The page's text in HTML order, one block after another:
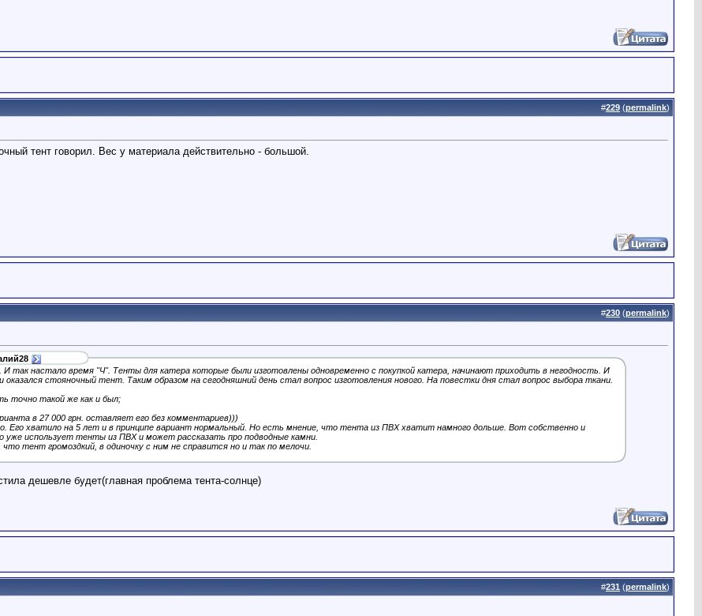
#229 (permalink)
тент говорил. Вес у материала действительно - большой.
#230 (permalink)
И так настало время "Ч". Тенты для катера которые были изготовлены одновременно с покупкой катера, начинают приходить в негодность. И
оказался стояночный тент. Таким образом на сегодняшний день стал вопрос изготовления нового. На повестки дня стал вопрос выбора ткани.
точно такой же как и был;
в 27 000 грн. оставляет его без комментариев)))
Его хватило на 5 лет и в принципе вариант нормальный. Но есть мнение, что тента из ПВХ хватит намного дольше. Вот собственно и
уже использует тенты из ПВХ и может рассказать про подводные камни.
тент громоздкий, в одиночку с ним не справится но и так по мелочи.
дешевле будет(главная проблема тента-солнце)
#231 (permalink)